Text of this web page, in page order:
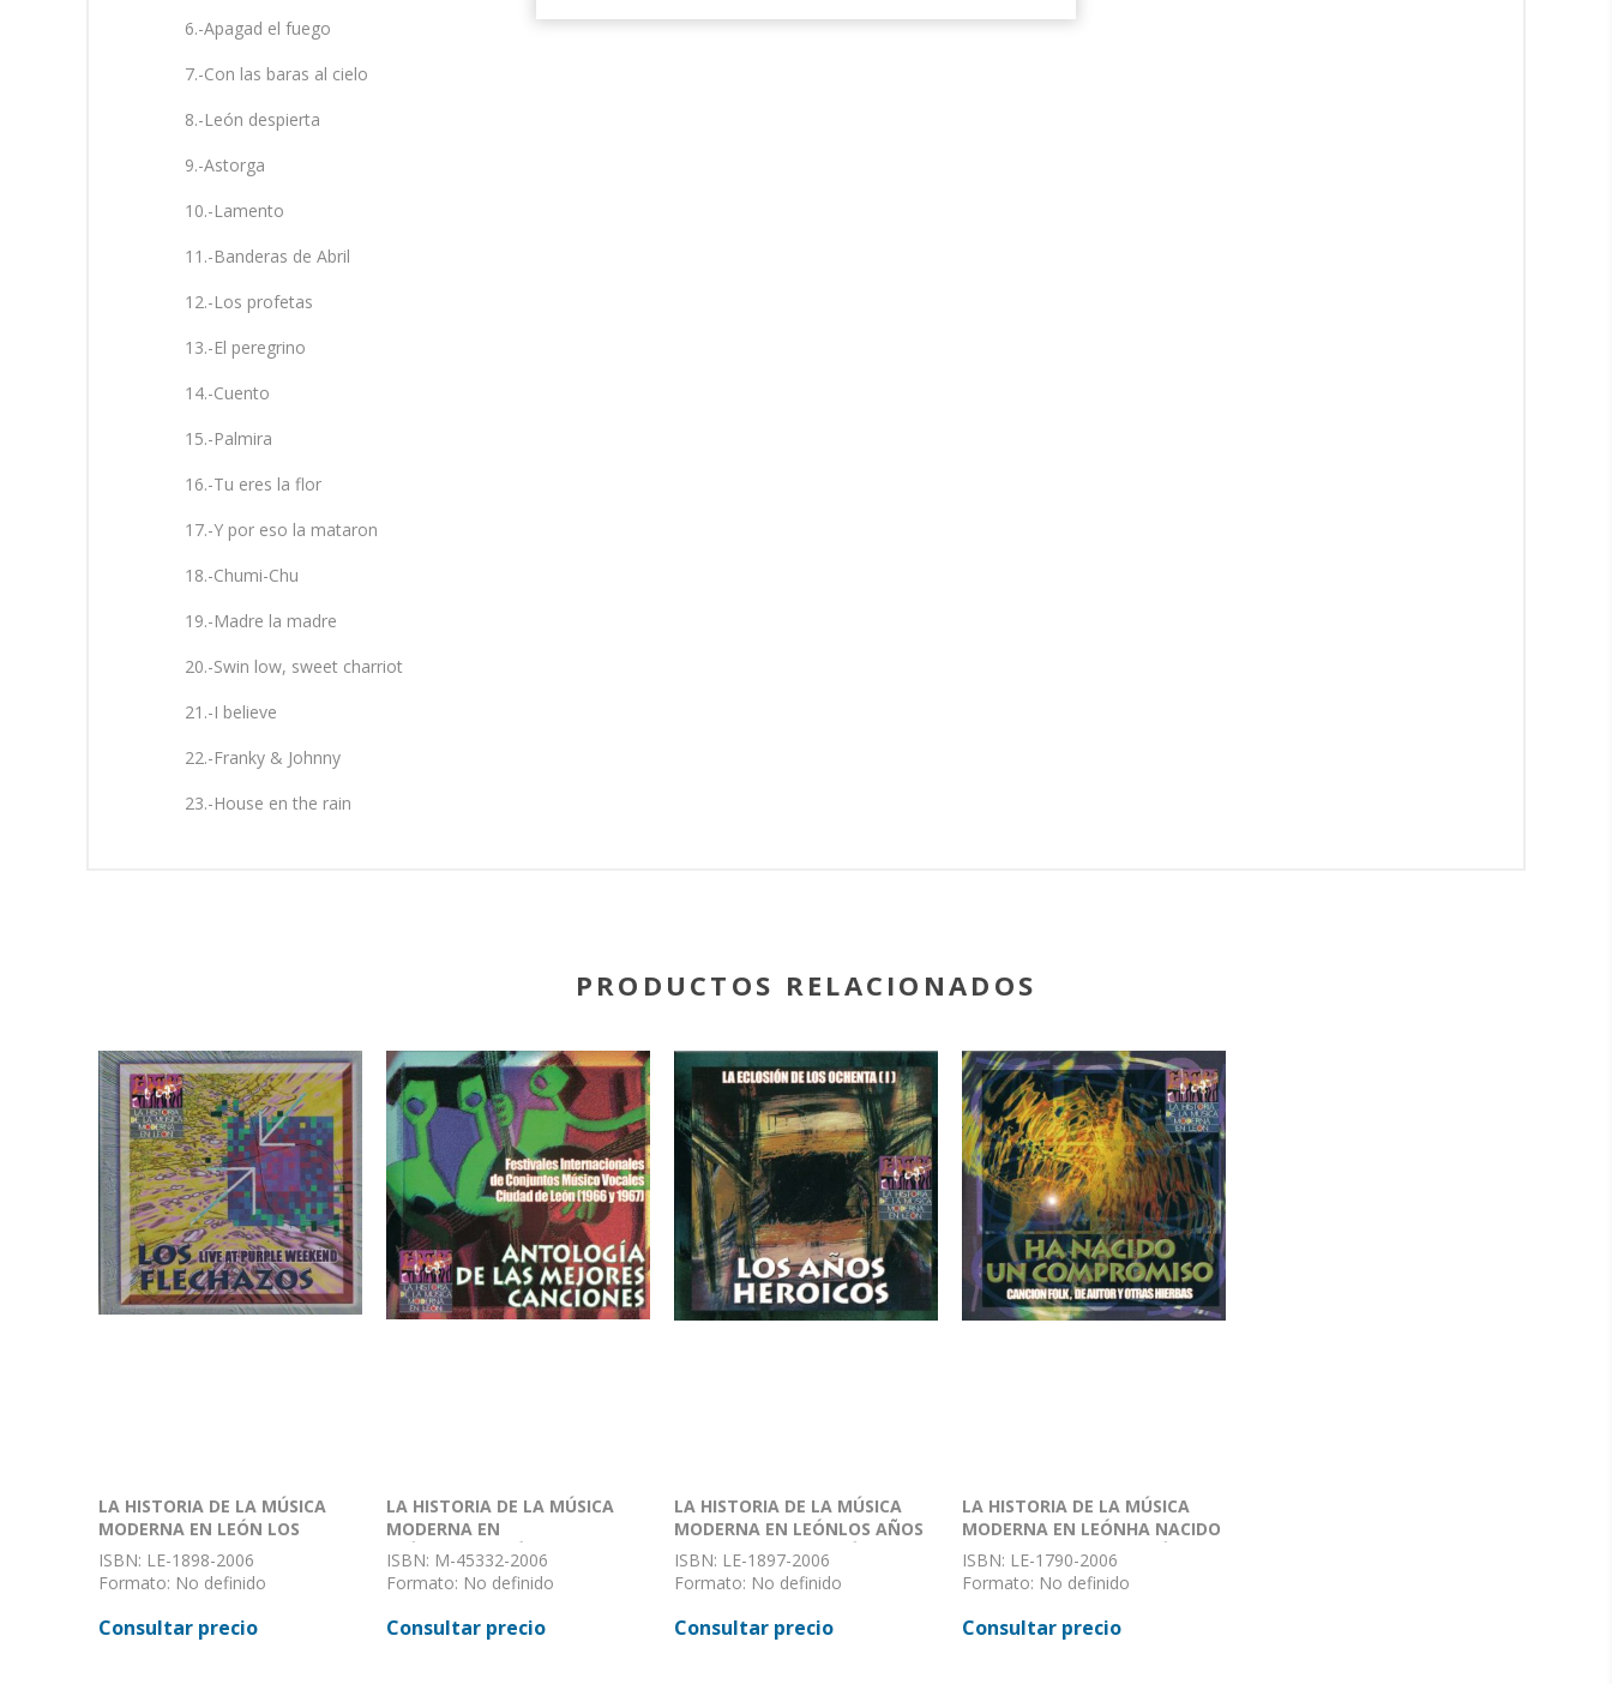
6.-Apagad el fuego
7.-Con las baras al cielo
8.-León despierta
9.-Astorga
10.-Lamento
11.-Banderas de Abril
12.-Los profetas
13.-El peregrino
14.-Cuento
15.-Palmira
16.-Tu eres la flor
17.-Y por eso la mataron
18.-Chumi-Chu
19.-Madre la madre
20.-Swin low, sweet charriot
21.-I believe
22.-Franky & Johnny
23.-House en the rain
PRODUCTOS RELACIONADOS
LA HISTORIA DE LA MÚSICA
MODERNA EN LEÓN LOS
FLECHAZOS LIVE AT PURPLE
WEEKEND
ISBN: LE-1898-2006
Formato: No definido
Consultar precio
LA HISTORIA DE LA MÚSICA
MODERNA EN
LEÓNANTOLOGÍA DE LAS
MEJORES CANCIONES
ISBN: M-45332-2006
Formato: No definido
Consultar precio
LA HISTORIA DE LA MÚSICA
MODERNA EN LEÓNLOS AÑOS
HEROICOS LA ECLOSIÓN DE LOS
OCHENTA (I)
ISBN: LE-1897-2006
Formato: No definido
Consultar precio
LA HISTORIA DE LA MÚSICA
MODERNA EN LEÓNHA NACIDO
UN COMPOSITORCANCIÓN
FOLK, DE AUTOR Y OTRAS
ISBN: LE-1790-2006
Formato: No definido
Consultar precio